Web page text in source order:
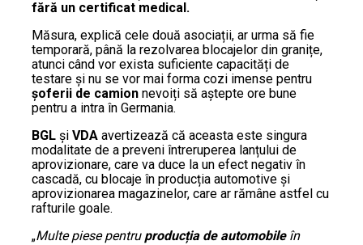
fără un certificat medical.
Măsura, explică cele două asociații, ar urma să fie
temporară, până la rezolvarea blocajelor din granițe,
atunci când vor exista suficiente capacități de
testare și nu se vor mai forma cozi imense pentru
șoferii de camion nevoiți să aștepte ore bune
pentru a intra în Germania.
BGL și VDA avertizează că aceasta este singura
modalitate de a preveni întreruperea lanțului de
aprovizionare, care va duce la un efect negativ în
cascadă, cu blocaje în producția automotive și
aprovizionarea magazinelor, care ar rămâne astfel cu
rafturile goale.
„Multe piese pentru producția de automobileîn